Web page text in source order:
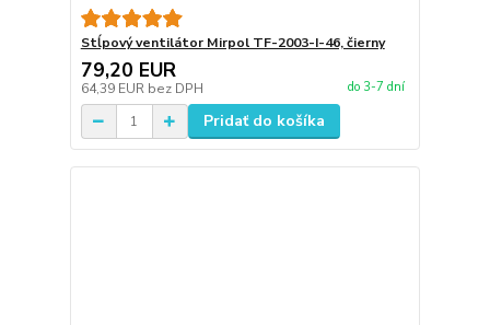
Stĺpový ventilátor Mirpol TF-2003-I-46, čierny
79,20 EUR
64,39 EUR bez DPH do 3-7 dní
Pridať do košíka